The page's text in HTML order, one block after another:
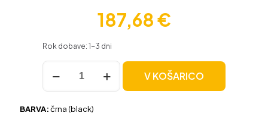
187,68€
Rok dobave: 1-3 dni
Toner
Xerox
3330/3335/3345
črna,
V KOŠARICO
BARVA:črna (black)